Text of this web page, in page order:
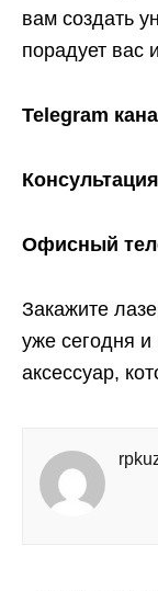
вам создать
порадует вас
Telegram
Консультация
Офисный
Закажите
уже сегодня
аксессуар,